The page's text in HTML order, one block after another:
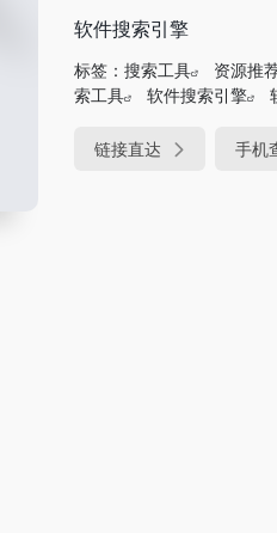
软件搜索引擎
标签： 搜索工具 资源推
索工具
软件搜索引擎
链接直达 手机